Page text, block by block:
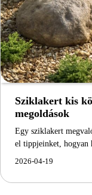
Sziklakert kis
megoldások
Egy sziklakert
el tippjeinket, hogyan
2026-04-19